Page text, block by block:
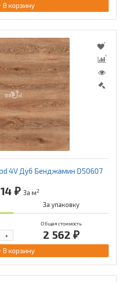
В корзину
4V Дуб Бенджамин D50607
₽ За м2
За упаковку
Общая стоимость
2 562 ₽
+
В корзину